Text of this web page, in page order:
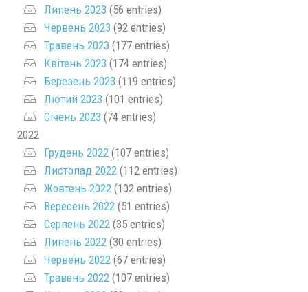
Липень 2023 (56 entries)
Червень 2023 (92 entries)
Травень 2023 (177 entries)
Квітень 2023 (174 entries)
Березень 2023 (119 entries)
Лютий 2023 (101 entries)
Січень 2023 (74 entries)
2022
Грудень 2022 (107 entries)
Листопад 2022 (112 entries)
Жовтень 2022 (102 entries)
Вересень 2022 (51 entries)
Серпень 2022 (35 entries)
Липень 2022 (30 entries)
Червень 2022 (67 entries)
Травень 2022 (107 entries)